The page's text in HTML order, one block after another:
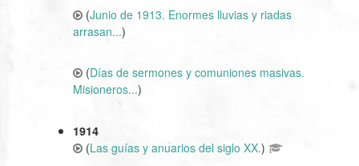
(Junio de 1913. Enormes lluvias y riadas
arrasan...)
(Días de sermones y comuniones masivas.
Misioneros...)
1914
(Las guías y anuarios del siglo XX.)